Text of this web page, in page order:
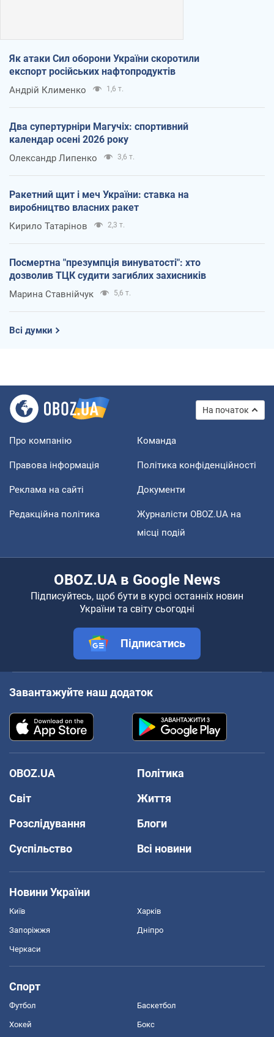
Як атаки Сил оборони України скоротили
експорт російських нафтопродуктів
Андрій Клименко 1,6 т.
Два супертурніри Магучіх: спортивний
календар осені 2026 року
Олександр Липенко 3,6 т.
Ракетний щит і меч України: ставка на
виробництво власних ракет
Кирило Татарінов 2,3 т.
Посмертна "презумпція винуватості": хто
дозволив ТЦК судити загиблих захисників
Марина Ставнійчук 5,6 т.
Всі думки
На початок
Про компанію Команда
Правова інформація Політика конфіденційності
Реклама на сайті Документи
Редакційна політика
Журналісти OBOZ.UA на
місці подій
OBOZ.UA в Google News
Підписуйтесь, щоб бути в курсі останніх новин
України та світу сьогодні
Підписатись
Завантажуйте наш додаток
OBOZ.UA
Політика
Світ
Життя
Розслідування
Блоги
Суспільство
Всі новини
Новини України
Київ Харків
Запоріжжя Дніпро
Черкаси
Спорт
Футбол Баскетбол
Хокей Бокс